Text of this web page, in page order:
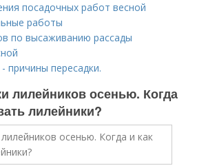
посадочных работ весной
работы
по высаживанию рассады
причины пересадки.
лилейников осенью. Когда
лилейники?